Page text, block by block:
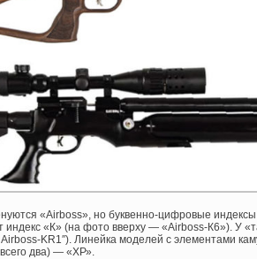
«Airboss», но буквенно-цифровые
«К» (на фото вверху — «Airboss-К6»). У
KR1″). Линейка моделей с элементами
два) — «ХР».